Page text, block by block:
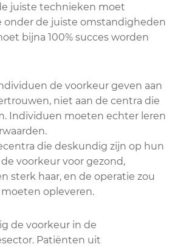
juiste technieken moet
onder de juiste omstandigheden
bijna 100% succes worden
de voorkeur geven aan
niet aan de centra die
Individuen moeten echter leren
die deskundig zijn op hun
voorkeur voor gezond,
sterk haar, en de operatie zou
moeten opleveren.
de voorkeur in de
Patiënten uit